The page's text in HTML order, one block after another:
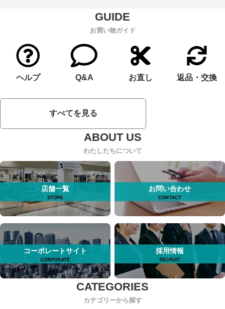
お買い物ガイド
ヘルプ Q&A お直し 返品・交換
すべてを見る
わたしたちについて
店舗一覧 お問い合わせ
コーポレートサイト 採用情報
カテゴリーから探す